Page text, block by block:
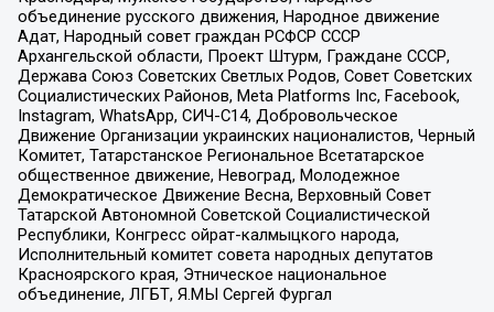
объединение русского движения, Народное движение
Адат, Народный совет граждан РСФСР СССР
Архангельской области, Проект Штурм, Граждане СССР,
Держава Союз Советских Светлых Родов, Совет Советских
Социалистических Районов, Meta Platforms Inc, Facebook,
Instagram, WhatsApp, СИЧ-С14, Добровольческое
Движение Организации украинских националистов, Черный
Комитет, Татарстанское Региональное Всетатарское
общественное движение, Невоград, Молодежное
Демократическое Движение Весна, Верховный Совет
Татарской Автономной Советской Социалистической
Республики, Конгресс ойрат-калмыцкого народа,
Исполнительный комитет совета народных депутатов
Красноярского края, Этническое национальное
объединение, ЛГБТ, Я.МЫ Сергей Фургал